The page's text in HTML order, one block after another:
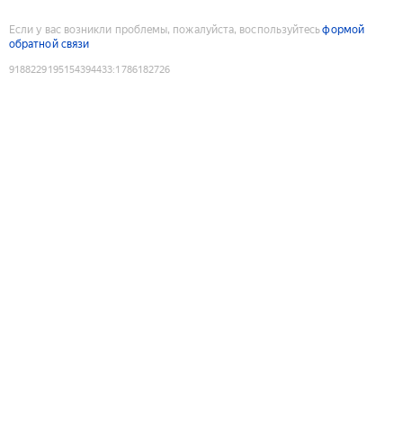
Если у вас возникли проблемы, пожалуйста, воспользуйтесьформой
обратной связи
9188229195154394433:1786182726